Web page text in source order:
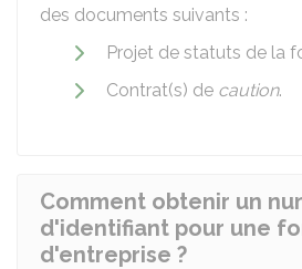
des documents suivants :
Projet de statuts de la
Contrat(s) de caution.
Comment obtenir un
d'identifiant pour une
d'entreprise ?